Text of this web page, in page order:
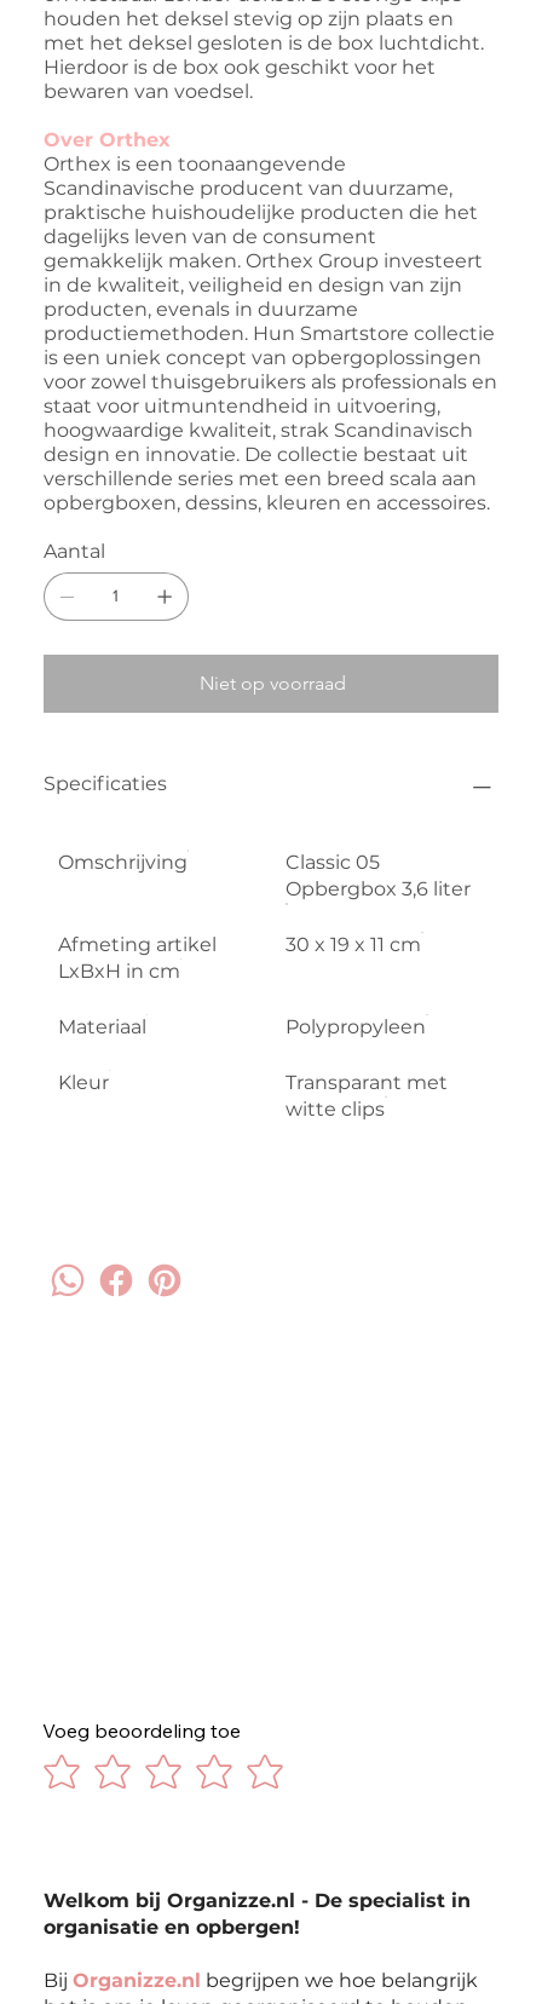
houden het deksel stevig op zijn plaats en
met het deksel gesloten is de box luchtdicht.
Hierdoor is de box ook geschikt voor het
bewaren van voedsel.
Over Orthex
Orthex is een toonaangevende
Scandinavische producent van duurzame,
praktische huishoudelijke producten die het
dagelijks leven van de consument
gemakkelijk maken. Orthex Group investeert
in de kwaliteit, veiligheid en design van zijn
producten, evenals in duurzame
productiemethoden. Hun Smartstore collectie
is een uniek concept van opbergoplossingen
voor zowel thuisgebruikers als professionals en
staat voor uitmuntendheid in uitvoering,
hoogwaardige kwaliteit, strak Scandinavisch
design en innovatie. De collectie bestaat uit
verschillende series met een breed scala aan
opbergboxen, dessins, kleuren en accessoires.
Aantal
Niet op voorraad
Specificaties
Omschrijving
Classic 05
Opbergbox 3,6 liter
Afmeting artikel
LxBxH in cm
30 x 19 x 11 cm
Materiaal Polypropyleen
Kleur
Transparant met
witte clips
Voeg beoordeling toe
Welkom bij Organizze.nl - De specialist in
organisatie en opbergen!
Bij Organizze.nl begrijpen we hoe belangrijk